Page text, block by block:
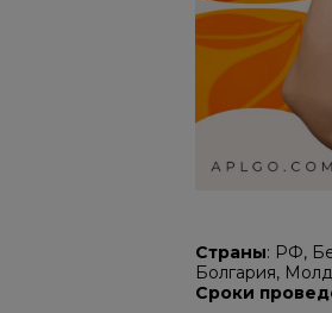
Страны: РФ,
Болгария,
Сроки